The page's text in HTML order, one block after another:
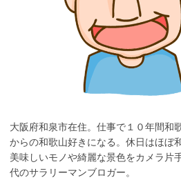
大阪府和泉市在住。仕事で１０年間和
からの和歌山好きになる。休日はほぼ
美味しいモノや綺麗な景色をカメラ片
代のサラリーマンブロガー。